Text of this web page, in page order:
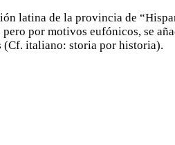
latina de la provincia de
por motivos eufónicos, se
(Cf. italiano: storia por historia).